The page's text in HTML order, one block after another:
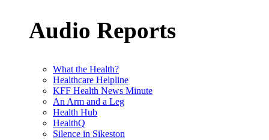
Audio Reports
What the Health?
Healthcare Helpline
KFF Health News Minute
An Arm and a Leg
Health Hub
HealthQ
Silence in Sikeston